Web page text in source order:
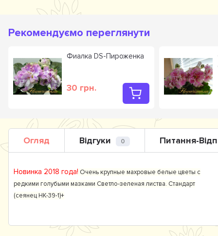
Рекомендуємо переглянути
Фиалка DS-Пироженка
30 грн.
Огляд Відгуки 0 Питання-
Новинка 2018 года! Очень крупные махровые белые цветы с
редкими голубыми мазками Светло-зеленая листва. Стандарт
(сеянец НК-39-1)+